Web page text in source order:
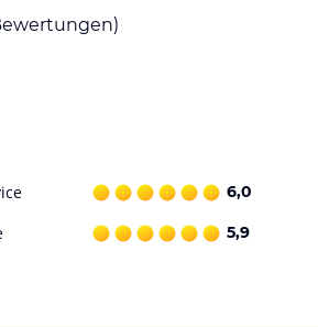
Gerichte serviert. Die Küche
Geschmackserlebnis zu bieten. An der
sportliche Aktivitäten und Entspannung.
kommen. Kosmetische Anwendungen
können Sie zudem von vielen Vorteilen
6,0
5,9